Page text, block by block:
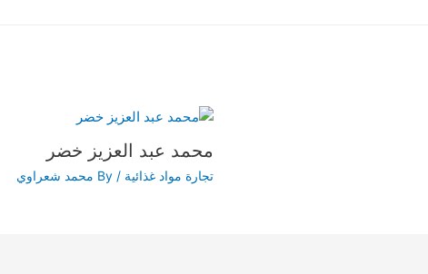
محمد عبد العزيز خضر
تجارة مواد غذائية / By محمد شعراوي